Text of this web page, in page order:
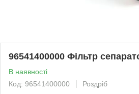
96541400000 Фільтр
В наявності
Код: 96541400000
Роздріб